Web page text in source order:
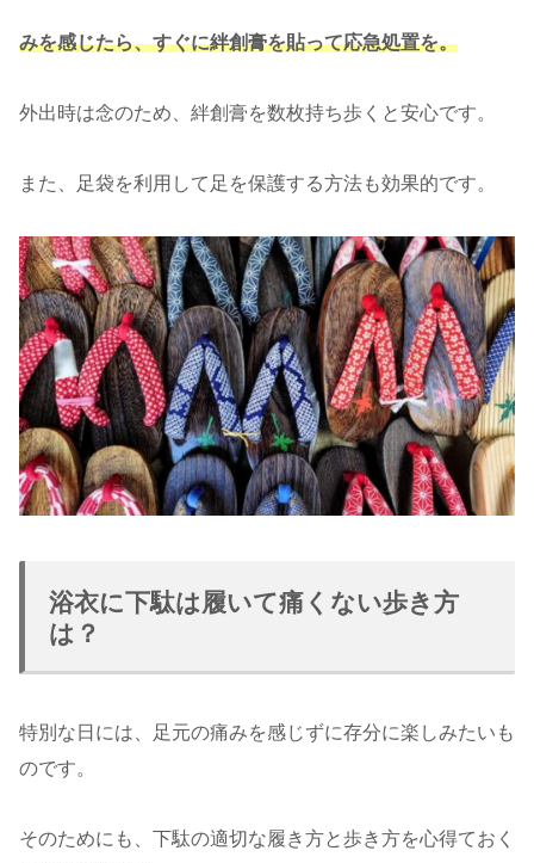
みを感じたら、すぐに絆創膏を貼って応急処置を。
外出時は念のため、絆創膏を数枚持ち歩くと安心です。
また、足袋を利用して足を保護する方法も効果的です。
浴衣に下駄は履いて痛くない歩き方
は？
特別な日には、足元の痛みを感じずに存分に楽しみたいも
のです。
そのためにも、下駄の適切な履き方と歩き方を心得ておく